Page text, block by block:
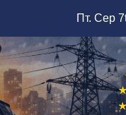
вмісту
Пт. Сер